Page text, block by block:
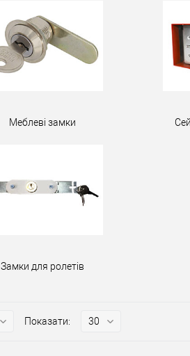
Меблеві замки
Замки для ролетів
Показати: